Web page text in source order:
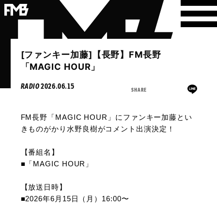
[ファンキー加藤]【長野】FM長野
「MAGIC HOUR」
RADIO2026.06.15 SHARE
FM長野「MAGIC HOUR」にファンキー加藤とい
きものがかり水野良樹がコメント出演決定！
【番組名】
■「MAGIC HOUR」
【放送日時】
■2026年6月15日（月）16:00〜